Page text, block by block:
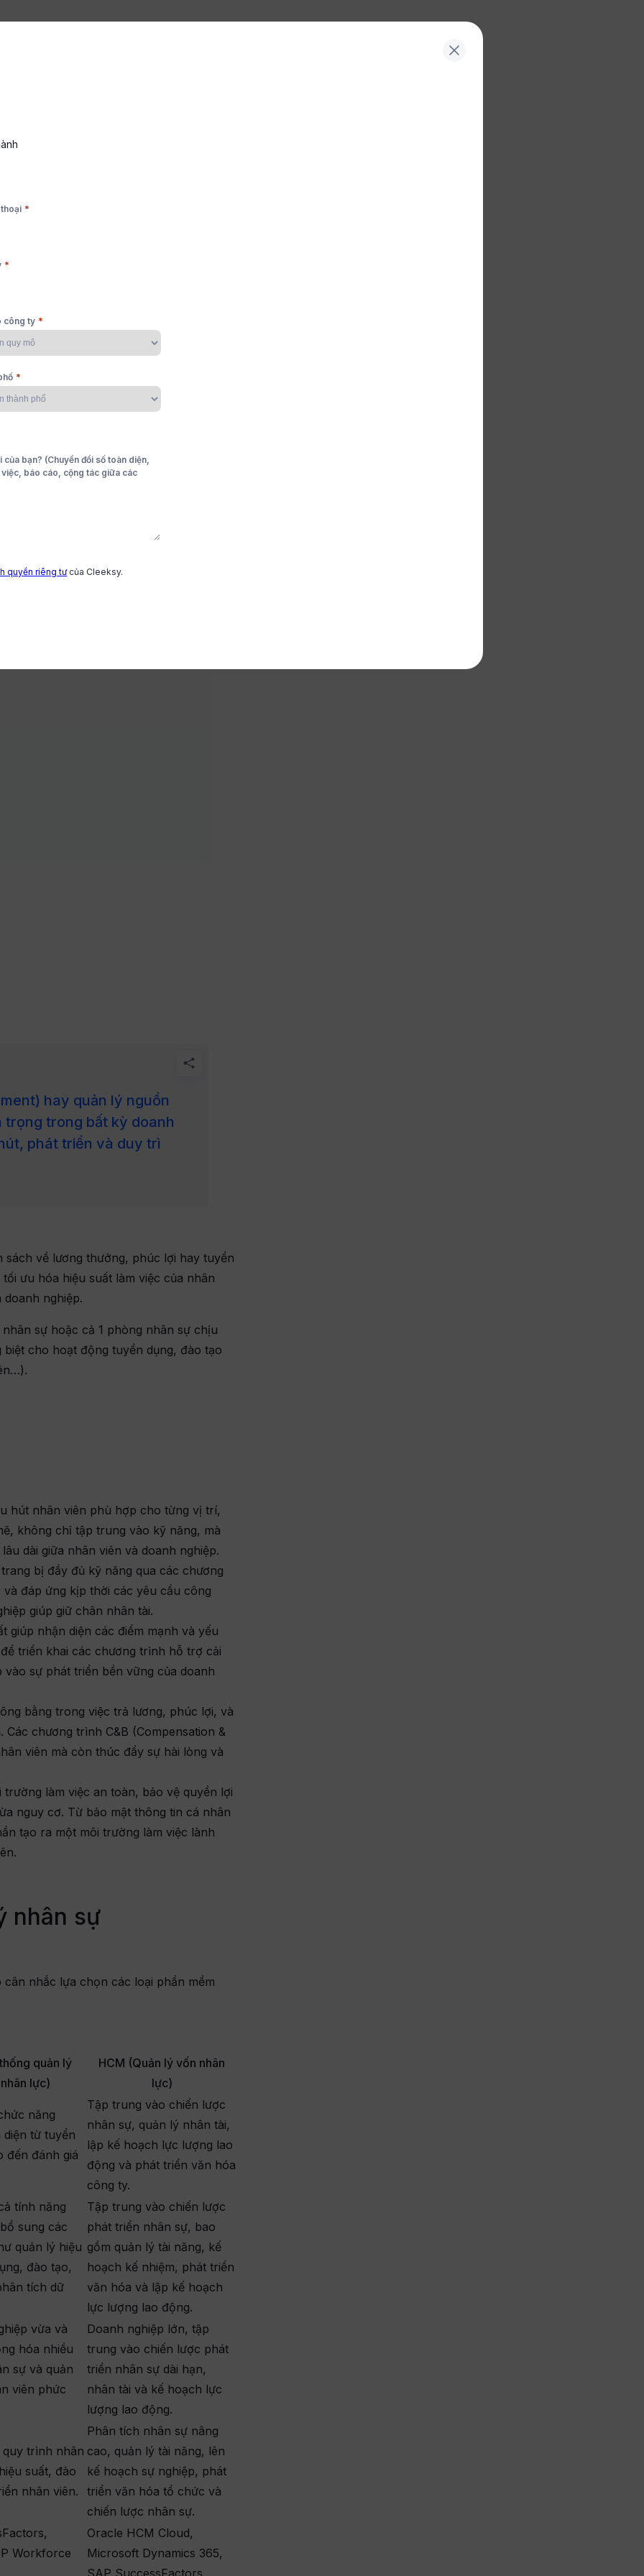
phát triển và giữ chân nhân
vững.
hay quản lý nguồn
trong bất kỳ doanh
phát triển và duy trì
về lương thưởng, phúc lợi hay tuyển
ưu hóa hiệu suất làm việc của nhân
nghiệp.
sự hoặc cả 1 phòng nhân sự chịu
cho hoạt động tuyển dụng, đào tạo
hút nhân viên phù hợp cho từng vị trí,
không chỉ tập trung vào kỹ năng, mà
dài giữa nhân viên và doanh nghiệp.
bị đầy đủ kỹ năng qua các chương
đáp ứng kịp thời các yêu cầu công
giúp giữ chân nhân tài.
giúp nhận diện các điểm mạnh và yếu
triển khai các chương trình hỗ trợ cải
sự phát triển bền vững của doanh
bằng trong việc trả lương, phúc lợi, và
chương trình C&B (Compensation &
viên mà còn thúc đẩy sự hài lòng và
trường làm việc an toàn, bảo vệ quyền lợi
nguy cơ. Từ bảo mật thông tin cá nhân
tạo ra một môi trường làm việc lành
nhân sự
nhắc lựa chọn các loại phần mềm
quản lý
lực)
HCM (Quản lý vốn nhân
lực)
năng
diện từ tuyển
đến đánh giá
Tập trung vào chiến lược
nhân sự, quản lý nhân tài,
lập kế hoạch lực lượng lao
động và phát triển văn hóa
công ty.
tính năng
sung các
quản lý hiệu
đào tạo,
tích dữ
Tập trung vào chiến lược
phát triển nhân sự, bao
gồm quản lý tài năng, kế
hoạch kế nhiệm, phát triển
văn hóa và lập kế hoạch
lực lượng lao động.
vừa và
hóa nhiều
sự và quản
viên phức
Doanh nghiệp lớn, tập
trung vào chiến lược phát
triển nhân sự dài hạn,
nhân tài và kế hoạch lực
lượng lao động.
trình nhân
suất, đào
nhân viên.
Phân tích nhân sự nâng
cao, quản lý tài năng, lên
kế hoạch sự nghiệp, phát
triển văn hóa tổ chức và
chiến lược nhân sự.
Workforce
Oracle HCM Cloud,
Microsoft Dynamics 365,
SAP SuccessFactors
thoại *
*
công ty *
*
bạn? (Chuyển đổi số toàn diện,
báo cáo, cộng tác giữa các
quyền riêng tưcủa Cleeksy.